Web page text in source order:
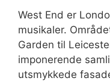
West End er
musikaler.
Garden til
imponerende
utsmykkede